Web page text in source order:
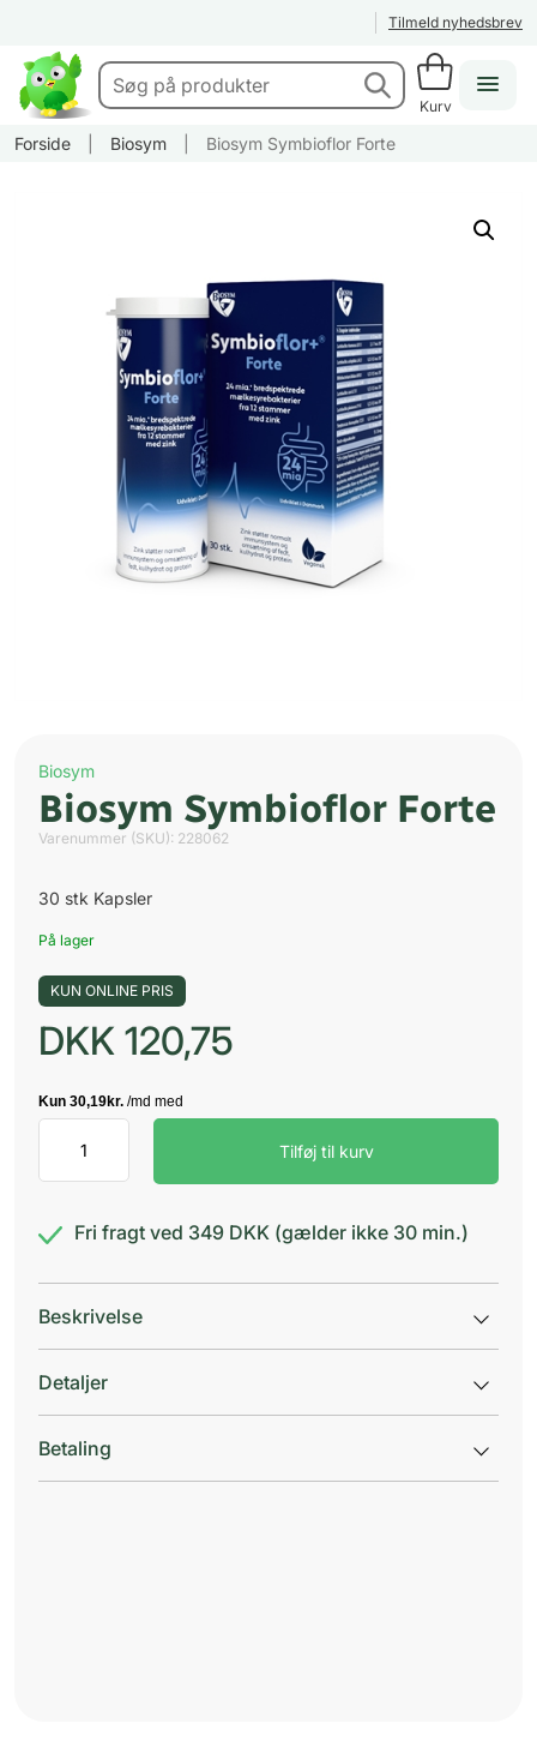
Tilmeld nyhedsbrev
Kurv
Forside Biosym Biosym Symbioflor Forte
Biosym
Biosym Symbioflor Forte
Varenummer (SKU): 228062
30 stk Kapsler
På lager
KUN ONLINE PRIS
DKK 120,75
Symbioflor
Forte
Tilføj til kurv
Fri fragt ved 349 DKK (gælder ikke 30 min.)
Beskrivelse
Detaljer
Betaling